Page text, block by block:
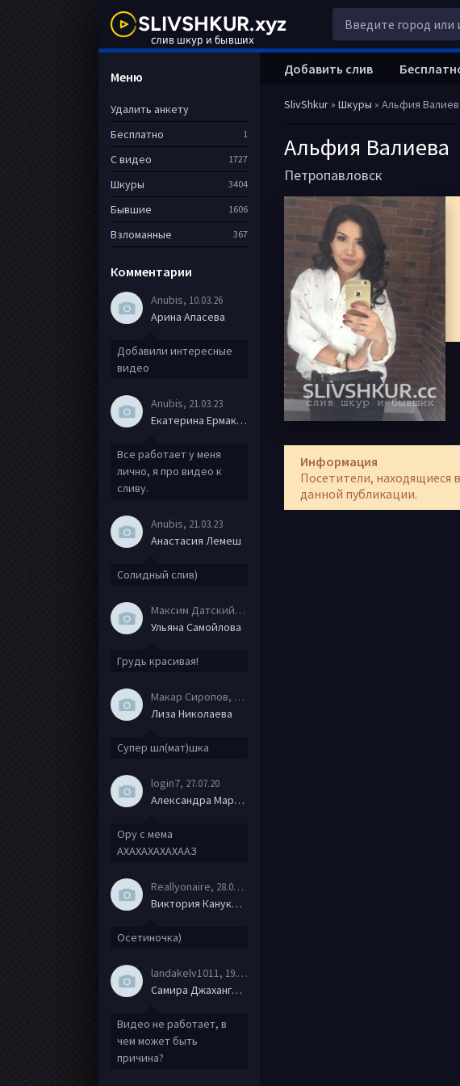
SlivShkur» Шкуры » Альфия
Альфия Валиева
Петропавловск
Информация
Посетители, находящиеся
данной публикации.
Добавить слив
Меню
Удалить анкету
Бесплатно
1
С видео 1727
Шкуры 3404
Бывшие 1606
Взломанные 367
Комментарии
Anubis, 10.03.26
Арина Апасева
Добавили интересные
видео
Anubis, 21.03.23
Екатерина Ермакова
Все работает у меня
лично, я про видео к
сливу.
Anubis, 21.03.23
Анастасия Лемеш
Солидный слив)
Максим Датский
, 15.08.20
Ульяна Самойлова
Грудь красивая!
Макар Сиропов, 08.08.20
Лиза Николаева
Супер шл(мат)шка
login7, 27.07.20
Александра Маркова
Ору с мема
АХАХАХАХАХААЗ
Reallyonaire, 28.06.20
Виктория Канукова
Осетиночка)
landakelv1011 , 19.06.20
Самира Джахангирова
Видео не работает, в
чем может быть
причина?